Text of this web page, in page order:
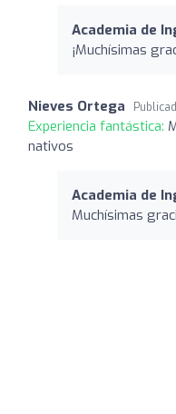
Academia de
¡Muchísimas
Nieves Ortega
Experiencia fantástica:
nativos
Academia de
Muchísimas